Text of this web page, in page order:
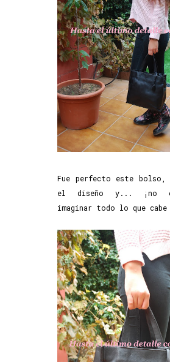
Fue perfecto este bolso,
el diseño y... ¡no
imaginar todo lo que